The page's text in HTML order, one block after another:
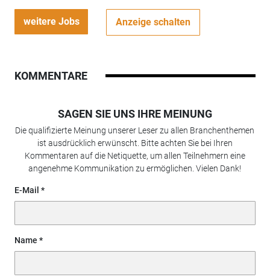
weitere Jobs Anzeige schalten
KOMMENTARE
SAGEN SIE UNS IHRE MEINUNG
Die qualifizierte Meinung unserer Leser zu allen Branchenthemen
ist ausdrücklich erwünscht. Bitte achten Sie bei Ihren
Kommentaren auf die Netiquette, um allen Teilnehmern eine
angenehme Kommunikation zu ermöglichen. Vielen Dank!
E-Mail
Name